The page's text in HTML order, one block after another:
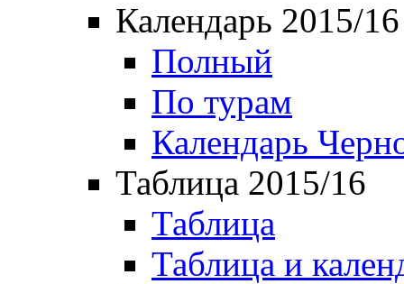
Календарь 2015/16
Полный
По турам
Календарь
Таблица 2015/16
Таблица
Таблица и